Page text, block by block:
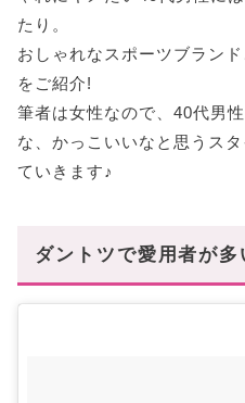
たり。
おしゃれなスポーツブラン
をご紹介!
筆者は女性なので、40代男
な、かっこいいなと思うス
ていきます♪
ダントツで愛用者が